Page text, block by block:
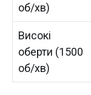
об/хв)
Високі
оберти (1500
об/хв)